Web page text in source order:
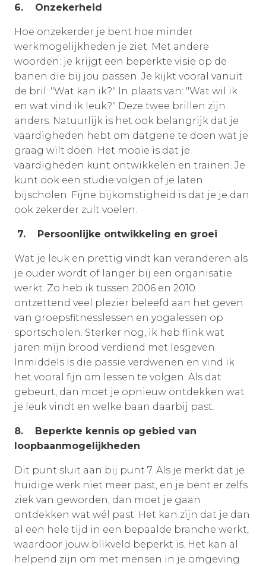
6. Onzekerheid
Hoe onzekerder je bent hoe minder
werkmogelijkheden je ziet. Met andere
woorden: je krijgt een beperkte visie op de
banen die bij jou passen. Je kijkt vooral vanuit
de bril: "Wat kan ik?" In plaats van: "Wat wil ik
en wat vind ik leuk?" Deze twee brillen zijn
anders. Natuurlijk is het ook belangrijk dat je
vaardigheden hebt om datgene te doen wat je
graag wilt doen. Het mooie is dat je
vaardigheden kunt ontwikkelen en trainen. Je
kunt ook een studie volgen of je laten
bijscholen. Fijne bijkomstigheid is dat je je dan
ook zekerder zult voelen.
7. Persoonlijke ontwikkeling en groei
Wat je leuk en prettig vindt kan veranderen als
je ouder wordt of langer bij een organisatie
werkt. Zo heb ik tussen 2006 en 2010
ontzettend veel plezier beleefd aan het geven
van groepsfitnesslessen en yogalessen op
sportscholen. Sterker nog, ik heb flink wat
jaren mijn brood verdiend met lesgeven.
Inmiddels is die passie verdwenen en vind ik
het vooral fijn om lessen te volgen. Als dat
gebeurt, dan moet je opnieuw ontdekken wat
je leuk vindt en welke baan daarbij past.
8. Beperkte kennis op gebied van
loopbaanmogelijkheden
Dit punt sluit aan bij punt 7. Als je merkt dat je
huidige werk niet meer past, en je bent er zelfs
ziek van geworden, dan moet je gaan
ontdekken wat wél past. Het kan zijn dat je dan
al een hele tijd in een bepaalde branche werkt,
waardoor jouw blikveld beperkt is. Het kan al
helpend zijn om met mensen in je omgeving